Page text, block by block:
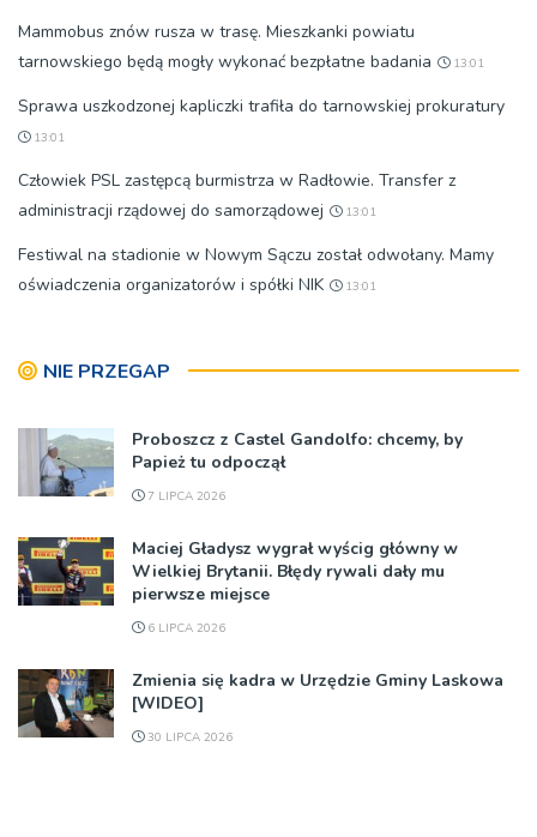
Mammobus znów rusza w trasę. Mieszkanki powiatu
tarnowskiego będą mogły wykonać bezpłatne badania
13:01
Sprawa uszkodzonej kapliczki trafiła do tarnowskiej prokuratury
13:01
Człowiek PSL zastępcą burmistrza w Radłowie. Transfer z
administracji rządowej do samorządowej
13:01
Festiwal na stadionie w Nowym Sączu został odwołany. Mamy
oświadczenia organizatorów i spółki NIK
13:01
NIE PRZEGAP
Proboszcz z Castel Gandolfo: chcemy, by
Papież tu odpoczął
7 LIPCA 2026
Maciej Gładysz wygrał wyścig główny w
Wielkiej Brytanii. Błędy rywali dały mu
pierwsze miejsce
6 LIPCA 2026
Zmienia się kadra w Urzędzie Gminy Laskowa
[WIDEO]
30 LIPCA 2026